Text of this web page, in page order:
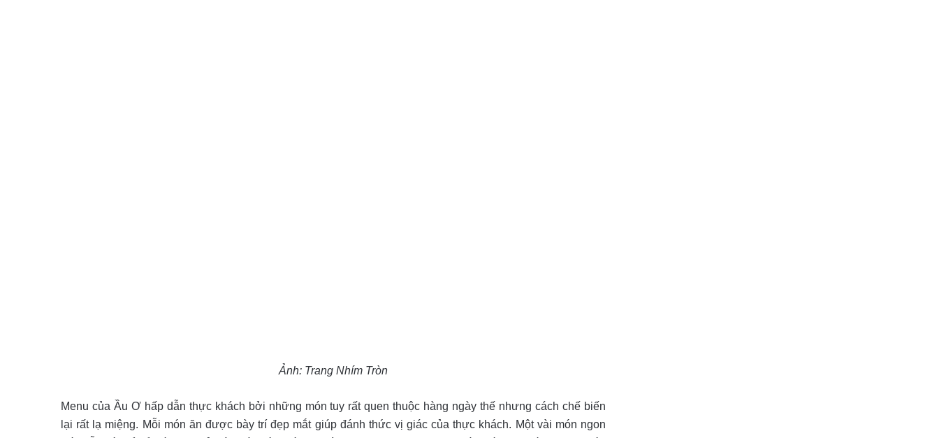
Ảnh: Trang Nhím Tròn
Menu của Ầu Ơ hấp dẫn thực khách bởi những món tuy rất quen thuộc hàng ngày thế nhưng cách chế biến
lại rất lạ miệng. Mỗi món ăn được bày trí đẹp mắt giúp đánh thức vị giác của thực khách. Một vài món ngon